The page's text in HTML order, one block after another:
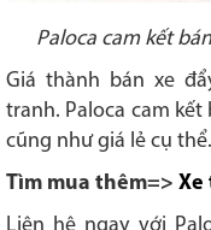
Paloca cam kết
Giá thành bán xe
tranh. Paloca cam kết
cũng như giá lẻ cụ thể.
Tìm mua thêm=> Xe